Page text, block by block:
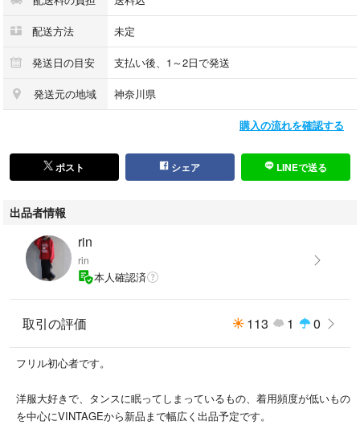
配送方法 未定
発送日の目安 支払い後、1～2日で発送
発送元の地域 神奈川県
購入の流れを確認する
ポスト シェア LINEで送る
出品者情報
rin
rin
本人確認済
取引の評価 113 1 0
フリル初心者です。
洋服大好きで、タンスに眠ってしまっているもの、着用頻度が低いもの
を中心にVINTAGEから新品まで幅広く出品予定です。